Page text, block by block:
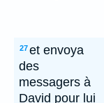
27et envoya
des
messagers à
David pour lui